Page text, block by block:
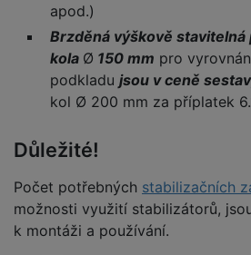
apod.)
Brzděná výškově stavitelná
kola Ø 150 mm pro
podkladu jsou v ceně
kol Ø 200 mm za příplatek
Důležité!
Počet potřebných stabilizačních
možnosti využití stabilizátorů,
k montáži a používání.